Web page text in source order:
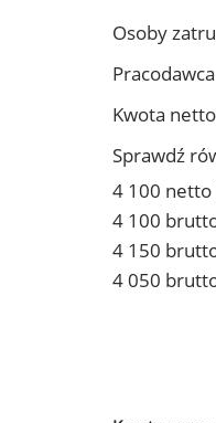
Osoby
Kwota
Sprawdź
4 100
4 100
4 150
4 050